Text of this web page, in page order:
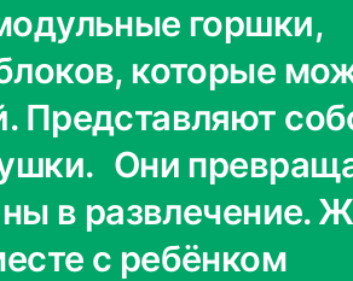
горшки,
которые
Представляют
Они
в развлечение.
с ребёнком